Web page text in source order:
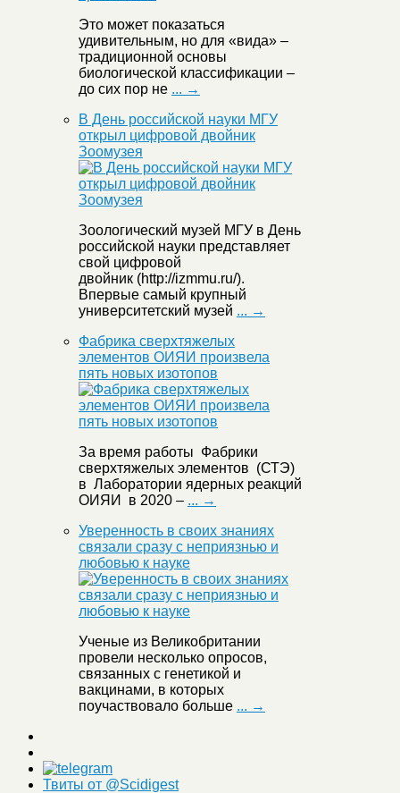
Это может показаться
удивительным, но для «вида» –
традиционной основы
биологической классификации –
до сих пор не ... →
В День российской науки МГУ
открыл цифровой двойник
Зоомузея
Зоологический музей МГУ в День
российской науки представляет
свой цифровой
двойник (http://izmmu.ru/).
Впервые самый крупный
университетский музей ... →
Фабрика сверхтяжелых
элементов ОИЯИ произвела
пять новых изотопов
За время работы Фабрики
сверхтяжелых элементов (СТЭ)
в Лаборатории ядерных реакций
ОИЯИ в 2020 – ... →
Уверенность в своих знаниях
связали сразу с неприязнью и
любовью к науке
Ученые из Великобритании
провели несколько опросов,
связанных с генетикой и
вакцинами, в которых
поучаствовало больше ... →
Твиты от @Scidigest